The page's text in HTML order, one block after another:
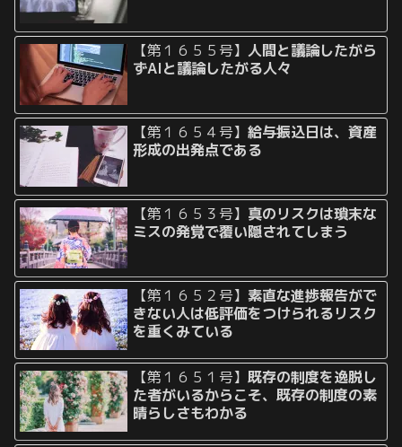
【第１６５５号】人間と議論したがら
ずAIと議論したがる人々
【第１６５４号】給与振込日は、資産
形成の出発点である
【第１６５３号】 真のリスクは瑣末な
ミスの発覚で覆い隠されてしまう
【第１６５２号】素直な進捗報告がで
きない人は低評価をつけられるリスク
を重くみている
【第１６５１号】既存の制度を逸脱し
た者がいるからこそ、既存の制度の素
晴らしさもわかる